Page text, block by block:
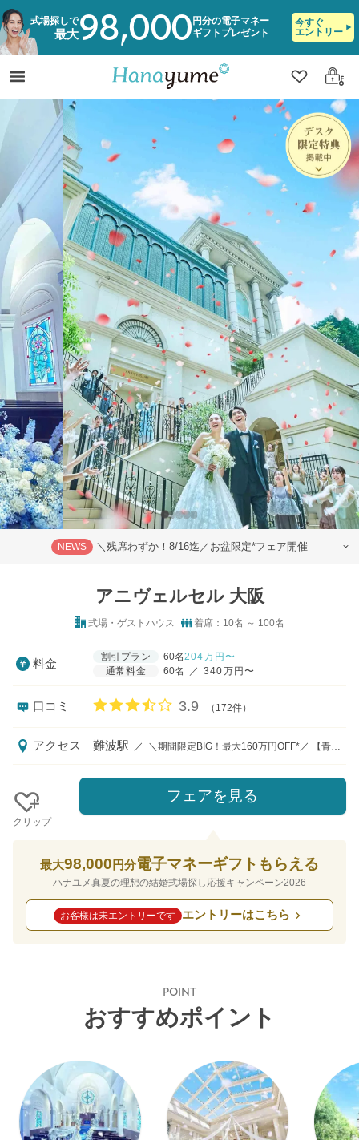
式場探しで
最大98,000 円分の電子マネー
ギフトプレゼント
今すぐ
エントリー
クリップ
ログ
NEWS ＼残席わずか！8/16迄／お盆限定*フェア開催
アニヴェルセル 大阪
式場・ゲストハウス 着席：10名 ～ 100名
料金
割引プラン 60名204万円〜
通常料金
60名 ／ 340万円〜
口コミ 口コミ評価
3.9 （172件）
アクセス 難波駅 ／ ＼期間限定BIG！最大160万円OFF*／ 【青の大聖堂×全天候型施設×好立地】で花嫁の憧れもゲスト満足も叶う！ ウェディングドレス＆カラードレス無料(最大70万円)の特典が使える お得な期間にぜひお越しくださいませ！ ※特典内容は、時期・人数により変動いたします 《アクセス》 ■交通機関ご利用の場合 ・JR難波駅 徒歩1分 ・地下鉄各線なんば駅 徒歩3～7分 ・大阪難波駅 徒歩7分 ・南海線なんば駅 徒歩10分 ■お車ご利用の場合 ・阪神高速1号環状線湊町出口車で1分 《アクセス便利》 ■新大阪・梅田・奈良・南大阪からもアクセス良好！ ■OCAT徒歩3分！空港からもリムジンバス1本で乗り換えなし！
クリップ
フェアを見る
最大98,000 円分電子マネーギフトもらえる
ハナユメ真夏の理想の結婚式場探し応援キャンペーン2026
お客様は未エントリーです エントリーはこちら
POINT
おすすめポイント